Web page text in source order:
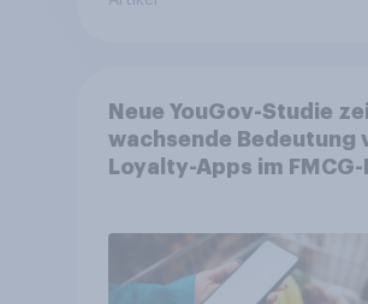
Neue YouGov-Studie
wachsende Bedeutung
Loyalty-Apps im